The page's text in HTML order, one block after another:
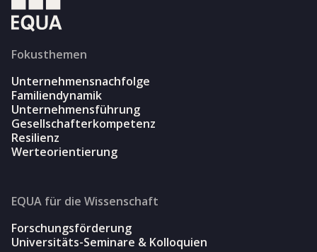
Fokusthemen
Unternehmensnachfolge
Familiendynamik
Unternehmensführung
Gesellschafterkompetenz
Resilienz
Werteorientierung
EQUA für die Wissenschaft
Forschungsförderung
Universitäts-Seminare & Kolloquien